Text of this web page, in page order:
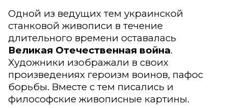
Одной из ведущих тем украинской
станковой живописи в течение
длительного времени оставалась
Великая Отечественная война.
Художники изображали в своих
произведениях героизм воинов, пафос
борьбы. Вместе с тем писались и
философские живописные картины.